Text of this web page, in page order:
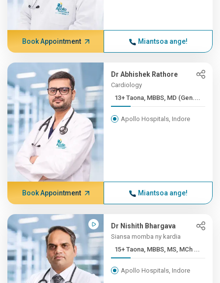
Book Appointment Miantsoa ange!
Dr Abhishek Rathore
Cardiology
13+ Taona, MBBS, MD (Gen....
Apollo Hospitals, Indore
Book Appointment Miantsoa ange!
Dr Nishith Bhargava
Siansa momba ny kardia
15+ Taona, MBBS, MS, MCh ...
Apollo Hospitals, Indore